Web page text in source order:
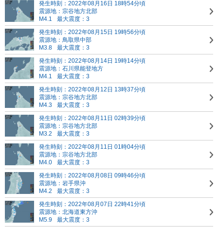
発生時刻：2022年08月16日 18時54分頃
震源地：宗谷地方北部
M4.1
最大震度：3
発生時刻：2022年08月15日 19時56分頃
震源地：鳥取県中部
M3.8
最大震度：3
発生時刻：2022年08月14日 19時14分頃
震源地：石川県能登地方
M4.1
最大震度：3
発生時刻：2022年08月12日 13時37分頃
震源地：宗谷地方北部
M4.3
最大震度：3
発生時刻：2022年08月11日 02時39分頃
震源地：宗谷地方北部
M3.2
最大震度：3
発生時刻：2022年08月11日 01時04分頃
震源地：宗谷地方北部
M4.0
最大震度：3
発生時刻：2022年08月08日 09時46分頃
震源地：岩手県沖
M4.2
最大震度：3
発生時刻：2022年08月07日 22時41分頃
震源地：北海道東方沖
M5.9
最大震度：3